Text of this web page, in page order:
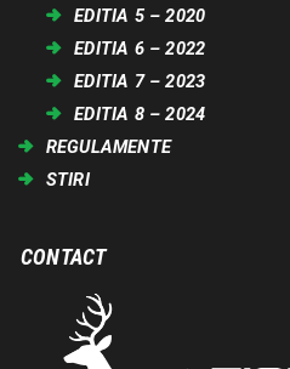
EDITIA 5 – 2020
EDITIA 6 – 2022
EDITIA 7 – 2023
EDITIA 8 – 2024
REGULAMENTE
STIRI
CONTACT